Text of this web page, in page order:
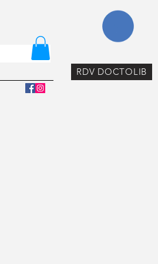
RDV DOCTOLIB